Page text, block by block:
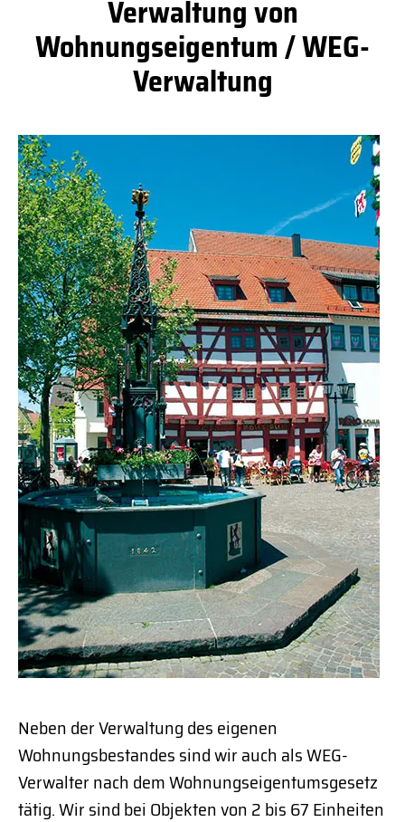
Verwaltung von
Wohnungseigentum / WEG-
Verwaltung
Neben der Verwaltung des eigenen
Wohnungsbestandes sind wir auch als WEG-
Verwalter nach dem Wohnungseigentumsgesetz
tätig. Wir sind bei Objekten von 2 bis 67 Einheiten